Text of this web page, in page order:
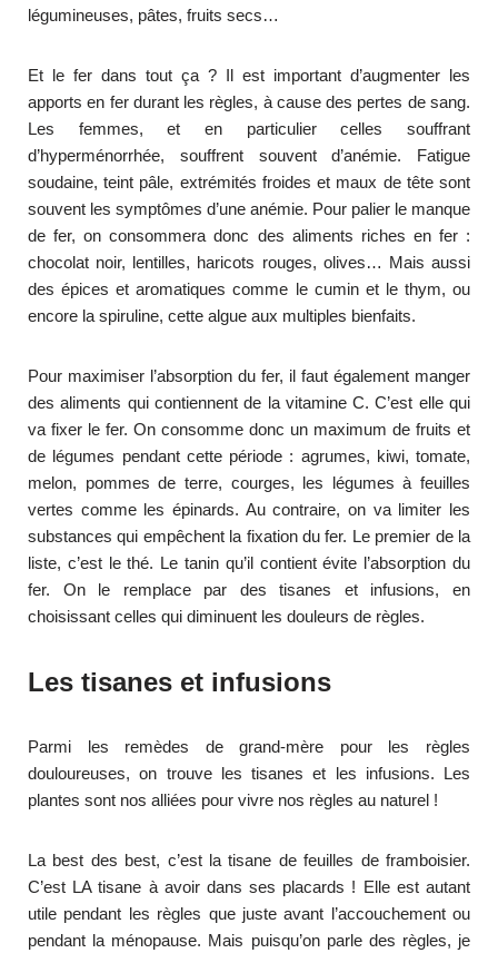
légumineuses, pâtes, fruits secs…
Et le fer dans tout ça ? Il est important d’augmenter les
apports en fer durant les règles, à cause des pertes de sang.
Les femmes, et en particulier celles souffrant
d’hyperménorrhée, souffrent souvent d’anémie. Fatigue
soudaine, teint pâle, extrémités froides et maux de tête sont
souvent les symptômes d’une anémie. Pour palier le manque
de fer, on consommera donc des aliments riches en fer :
chocolat noir, lentilles, haricots rouges, olives… Mais aussi
des épices et aromatiques comme le cumin et le thym, ou
encore la spiruline, cette algue aux multiples bienfaits.
Pour maximiser l’absorption du fer, il faut également manger
des aliments qui contiennent de la vitamine C. C’est elle qui
va fixer le fer. On consomme donc un maximum de fruits et
de légumes pendant cette période : agrumes, kiwi, tomate,
melon, pommes de terre, courges, les légumes à feuilles
vertes comme les épinards. Au contraire, on va limiter les
substances qui empêchent la fixation du fer. Le premier de la
liste, c’est le thé. Le tanin qu’il contient évite l’absorption du
fer. On le remplace par des tisanes et infusions, en
choisissant celles qui diminuent les douleurs de règles.
Les tisanes et infusions
Parmi les remèdes de grand-mère pour les règles
douloureuses, on trouve les tisanes et les infusions. Les
plantes sont nos alliées pour vivre nos règles au naturel !
La best des best, c’est la tisane de feuilles de framboisier.
C’est LA tisane à avoir dans ses placards ! Elle est autant
utile pendant les règles que juste avant l’accouchement ou
pendant la ménopause. Mais puisqu’on parle des règles, je